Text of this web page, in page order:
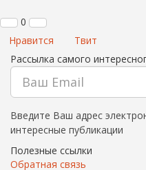
0
Нравится
Твит
Рассылка самого
Введите Ваш адрес
интересные публикации
Полезные ссылки
Обратная связь